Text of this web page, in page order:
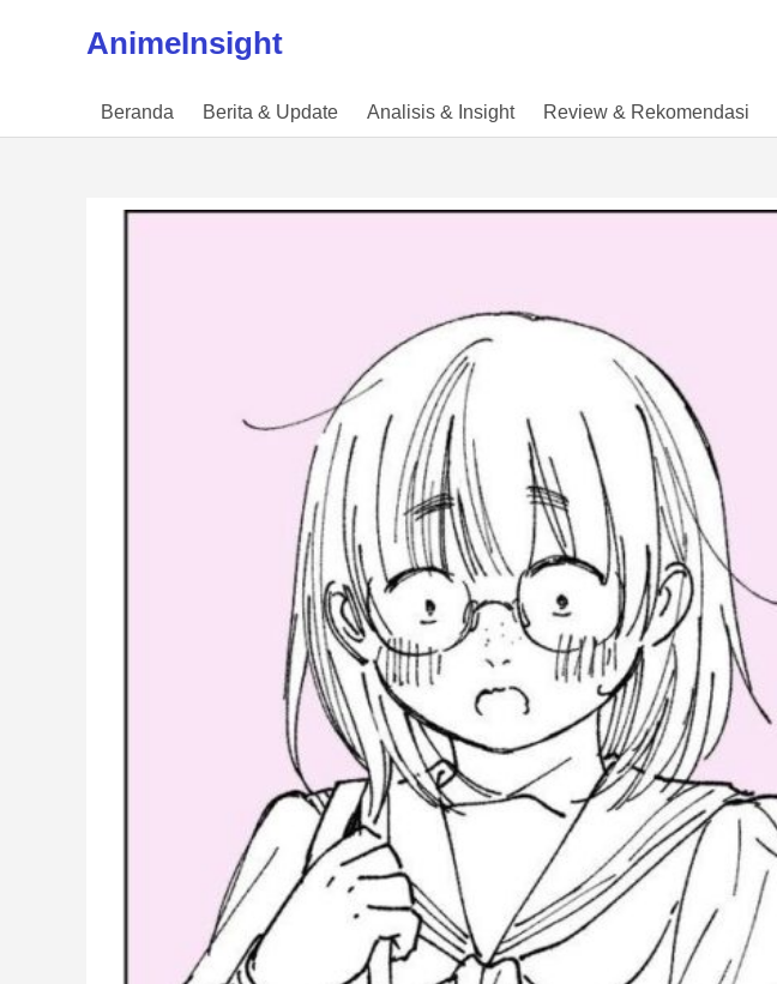
AnimeInsight
Beranda Berita & Update Analisis & Insight Review & Rekomendasi